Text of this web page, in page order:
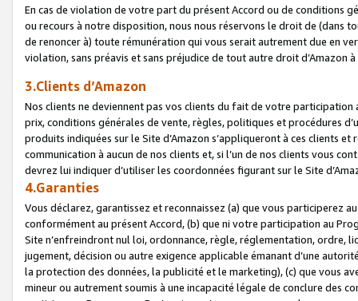
En cas de violation de votre part du présent Accord ou de conditions
ou recours à notre disposition, nous nous réservons le droit de (dans
de renoncer à) toute rémunération qui vous serait autrement due en
violation, sans préavis et sans préjudice de tout autre droit
3.Clients d’Amazon
Nos clients ne deviennent pas vos clients du fait de votre
prix, conditions générales de vente, règles, politiques et procédures
produits indiquées sur le Site d’Amazon s’appliqueront à ces clients
communication à aucun de nos clients et, si l’un de nos clients vous
devrez lui indiquer d’utiliser les coordonnées figurant sur le Site
4.Garanties
Vous déclarez, garantissez et reconnaissez (a) que vous participerez
conformément au présent Accord, (b) que ni votre participation au
Site n’enfreindront nul loi, ordonnance, règle, réglementation, ordre,
jugement, décision ou autre exigence applicable émanant d’une
la protection des données, la publicité et le marketing), (c) que vous
mineur ou autrement soumis à une incapacité légale de conclure des